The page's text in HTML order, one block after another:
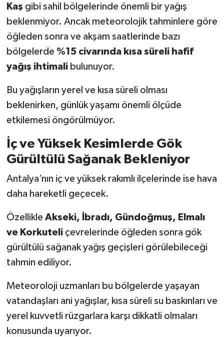
Kaş gibi sahil bölgelerinde önemli bir yağış
beklenmiyor. Ancak meteorolojik tahminlere göre
öğleden sonra ve akşam saatlerinde bazı
bölgelerde %15 civarında kısa süreli hafif
yağış ihtimalibulunuyor.
Bu yağışların yerel ve kısa süreli olması
beklenirken, günlük yaşamı önemli ölçüde
etkilemesi öngörülmüyor.
İç ve Yüksek Kesimlerde Gök
Gürültülü Sağanak Bekleniyor
Antalya’nın iç ve yüksek rakımlı ilçelerinde ise hava
daha hareketli geçecek.
Özellikle Akseki, İbradı, Gündoğmuş, Elmalı
ve Korkuteliçevrelerinde öğleden sonra gök
gürültülü sağanak yağış geçişleri görülebileceği
tahmin ediliyor.
Meteoroloji uzmanları bu bölgelerde yaşayan
vatandaşları ani yağışlar, kısa süreli su baskınları ve
yerel kuvvetli rüzgarlara karşı dikkatli olmaları
konusunda uyarıyor.